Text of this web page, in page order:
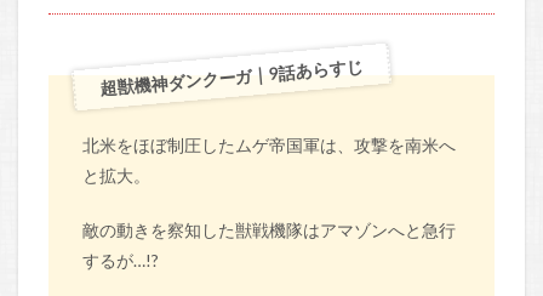
超獣機神ダンクーガ｜9話あらすじ
北米をほぼ制圧したムゲ帝国軍は、攻撃を南米へ
と拡大。
敵の動きを察知した獣戦機隊はアマゾンへと急行
するが…!?